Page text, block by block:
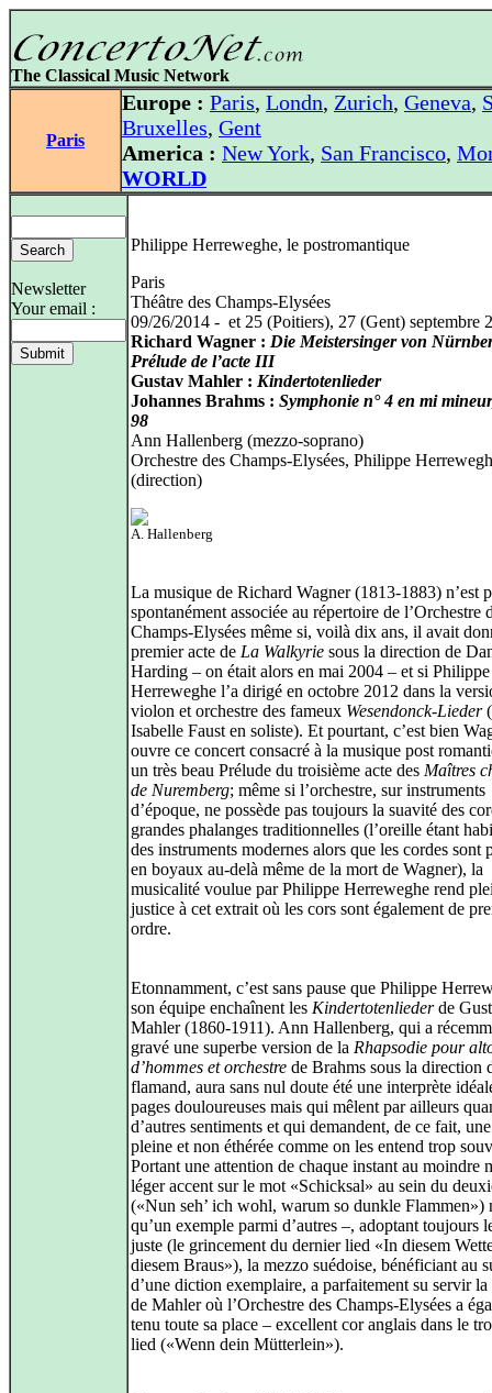
The Classical Music Network
Paris
Europe : Paris, Londn, Zurich, Geneva,
Bruxelles, Gent
America : New York, San Francisco,
WORLD
Newsletter
Your email :
Philippe Herreweghe, le postromantique
Paris
Théâtre des Champs-Elysées
09/26/2014 - et 25 (Poitiers), 27 (Gent) septembre
Richard Wagner : Die Meistersinger von
Prélude de l’acte III
Gustav Mahler : Kindertotenlieder
Johannes Brahms : Symphonie n° 4 en mi
98
Ann Hallenberg (mezzo-soprano)
Orchestre des Champs-Elysées, Philippe
(direction)
A. Hallenberg
La musique de Richard Wagner (1813-1883) n’est
spontanément associée au répertoire de l’Orchestre
Champs-Elysées même si, voilà dix ans, il avait
premier acte de La Walkyrie sous la direction de
Harding – on était alors en mai 2004 – et si Philippe
Herreweghe l’a dirigé en octobre 2012 dans la
violon et orchestre des fameux Wesendonck-Lieder
Isabelle Faust en soliste). Et pourtant, c’est bien
ouvre ce concert consacré à la musique post
un très beau Prélude du troisième acte des Maîtres
de Nuremberg; même si l’orchestre, sur instruments
d’époque, ne possède pas toujours la suavité des
grandes phalanges traditionnelles (l’oreille étant
des instruments modernes alors que les cordes sont
en boyaux au-delà même de la mort de Wagner), la
musicalité voulue par Philippe Herreweghe rend
justice à cet extrait où les cors sont également de
ordre.
Etonnamment, c’est sans pause que Philippe
son équipe enchaînent les Kindertotenliederde
Mahler (1860-1911). Ann Hallenberg, qui a
gravé une superbe version de la Rhapsodie pour
d’hommes et orchestre de Brahms sous la direction
flamand, aura sans nul doute été une interprète
pages douloureuses mais qui mêlent par ailleurs
d’autres sentiments et qui demandent, de ce fait,
pleine et non éthérée comme on les entend trop
Portant une attention de chaque instant au moindre
léger accent sur le mot «Schicksal» au sein du
(«Nun seh’ ich wohl, warum so dunkle Flammen»)
qu’un exemple parmi d’autres –, adoptant toujours
juste (le grincement du dernier lied «In diesem
diesem Braus»), la mezzo suédoise, bénéficiant au
d’une diction exemplaire, a parfaitement su servir la
de Mahler où l’Orchestre des Champs-Elysées a
tenu toute sa place – excellent cor anglais dans le
lied («Wenn dein Mütterlein»).